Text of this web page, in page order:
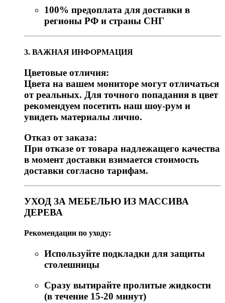
100% предоплата для доставки в
регионы РФ и страны СНГ
3. ВАЖНАЯ ИНФОРМАЦИЯ
Цветовые отличия:
Цвета на вашем мониторе могут отличаться
от реальных. Для точного попадания в цвет
рекомендуем посетить наш шоу-рум и
увидеть материалы лично.
Отказ от заказа:
При отказе от товара надлежащего качества
в момент доставки взимается стоимость
доставки согласно тарифам.
УХОД ЗА МЕБЕЛЬЮ ИЗ МАССИВА
ДЕРЕВА
Рекомендации по уходу:
Используйте подкладки для защиты
столешницы
Сразу вытирайте пролитые жидкости
(в течение 15-20 минут)